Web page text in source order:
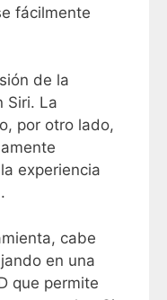
fácilmente
de la
Siri. La
por otro lado,
experiencia
cabe
en una
que permite